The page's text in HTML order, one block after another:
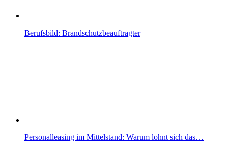
Berufsbild: Brandschutzbeauftragter
Personalleasing im Mittelstand: Warum lohnt sich das…